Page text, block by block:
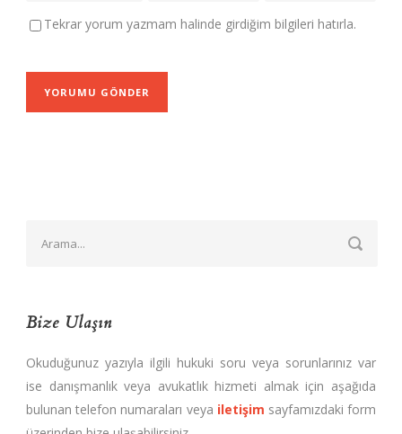
Tekrar yorum yazmam halinde girdiğim bilgileri hatırla.
Bize Ulaşın
Okuduğunuz yazıyla ilgili hukuki soru veya sorunlarınız var
ise danışmanlık veya avukatlık hizmeti almak için aşağıda
bulunan telefon numaraları veya iletişim sayfamızdaki form